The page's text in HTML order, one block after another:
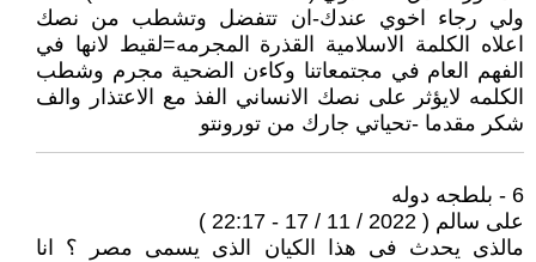
ولي رجاء اخوي عندك-ان تتفضل وتشطب من نصك
اعلاه الكلمة الاسلامية القذرة المجرمه=لقيط لانها في
الفهم العام في مجتمعاتنا وكاءن الضحية مجرم وشطب
الكلمه لايؤثر على نصك الانساني الفذ مع الاعتذار والف
شكر مقدما -تحياتي جارك من تورونتو
6 - بلطجه دوله
على سالم ( 2022 / 11 / 17 - 22:17 )
مالذى يحدث فى هذا الكيان الذى يسمى مصر ؟ انا